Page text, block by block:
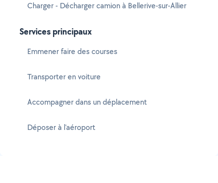
Charger - Décharger camion à Bellerive-sur-Allier
Services principaux
Emmener faire des courses
Transporter en voiture
Accompagner dans un déplacement
Déposer à l'aéroport